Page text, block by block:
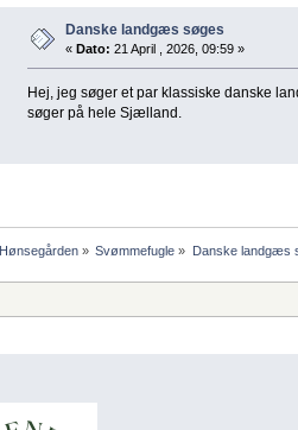
Danske landgæs søges
« Dato: 21 April , 2026, 09:59 »
Hej, jeg søger et par klassiske danske
søger på hele Sjælland.
Hønsegården» Svømmefugle » Danske landgæs